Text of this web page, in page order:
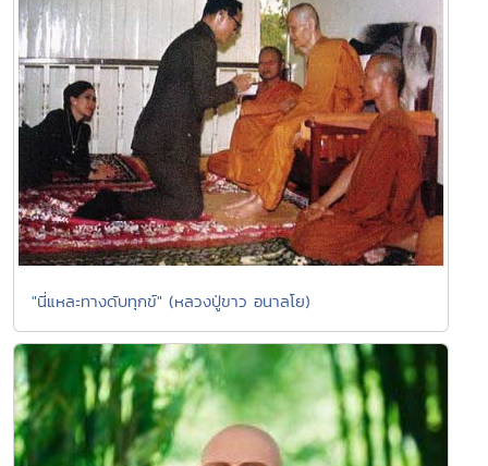
"นี่แหละทางดับทุกข์" (หลวงปู่ขาว อนาลโย)